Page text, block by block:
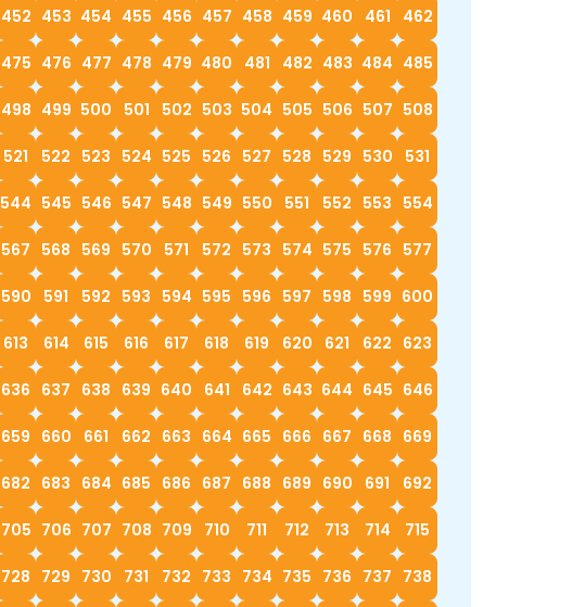
452 453 454 455 456 457 458 459 460 461 462
475 476 477 478 479 480 481 482 483 484 485
498 499 500 501 502 503 504 505 506 507 508
521 522 523 524 525 526 527 528 529 530 531
544 545 546 547 548 549 550 551 552 553 554
567 568 569 570 571 572 573 574 575 576 577
590 591 592 593 594 595 596 597 598 599 600
613 614 615 616 617 618 619 620 621 622 623
636 637 638 639 640 641 642 643 644 645 646
659 660 661 662 663 664 665 666 667 668 669
682 683 684 685 686 687 688 689 690 691 692
705 706 707 708 709 710 711 712 713 714 715
728 729 730 731 732 733 734 735 736 737 738